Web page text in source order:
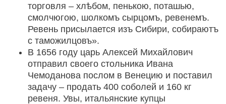
торговля – хлѣбом, пенькою, поташью,
смолчюгою, шолкомъ сырцомъ, ревенемъ.
Ревень присылается изъ Сибири, собираютъ
с таможилцовъ».
В 1656 году царь Алексей Михайлович
отправил своего стольника Ивана
Чемоданова послом в Венецию и поставил
задачу – продать 400 соболей и 160 кг
ревеня. Увы, итальянские купцы